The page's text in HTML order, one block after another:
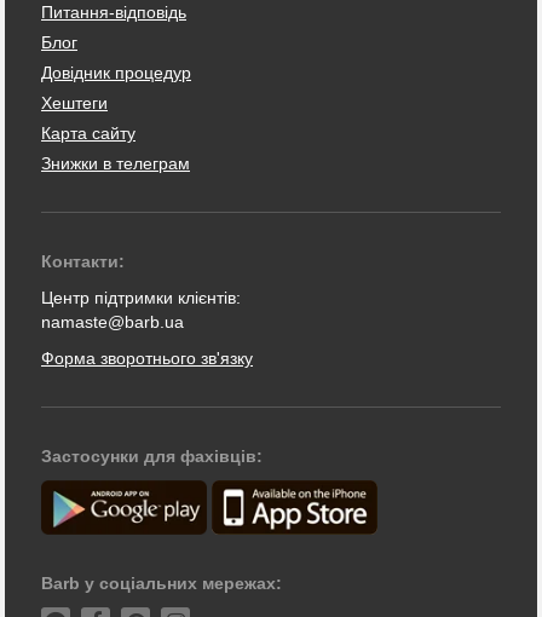
Питання-відповідь
Блог
Довідник процедур
Хештеги
Карта сайту
Знижки в телеграм
Контакти:
Центр підтримки клієнтів:
namaste@barb.ua
Форма зворотнього зв'язку
Застосунки для фахівців:
Barb у соціальних мережах: